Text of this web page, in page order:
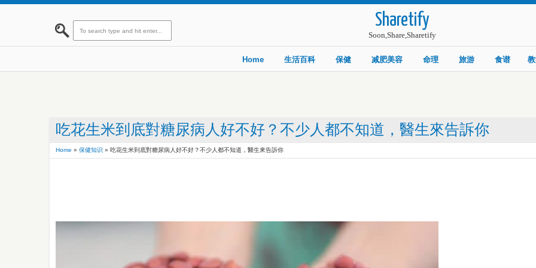
Sharetify
Soon,Share,Sharetify
Home 生活百科 保健 减肥美容 命理 旅游 食谱
吃花生米到底對糖尿病人好不好？不少人都不知道，醫生來告訴你
Home » 保健知识 » 吃花生米到底對糖尿病人好不好？不少人都不知道，醫生來告訴你